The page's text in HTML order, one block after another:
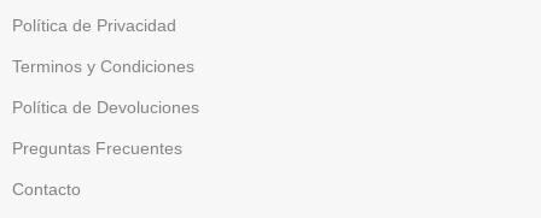
Política de Privacidad
Terminos y Condiciones
Política de Devoluciones
Preguntas Frecuentes
Contacto